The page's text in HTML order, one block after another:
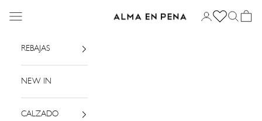
Alma en Pena
Menú Iniciar sesión
Buscar
Cesta
REBAJAS
NEW IN
CALZADO